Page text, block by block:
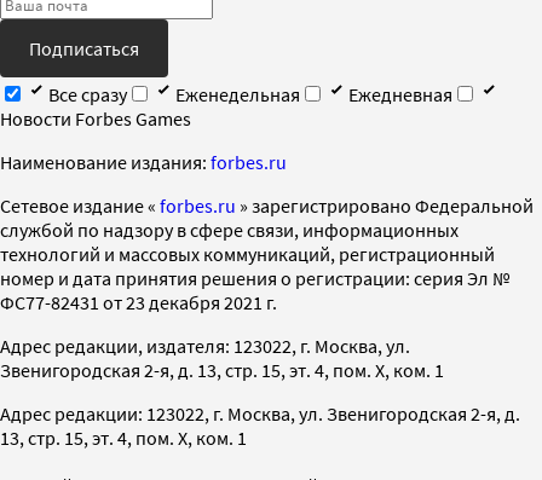
Подписаться
Все сразу
Еженедельная
Ежедневная
Новости Forbes Games
Наименование издания: forbes.ru
Cетевое издание « forbes.ru » зарегистрировано Федеральной
службой по надзору в сфере связи, информационных
технологий и массовых коммуникаций, регистрационный
номер и дата принятия решения о регистрации: серия Эл №
ФС77-82431 от 23 декабря 2021 г.
Адрес редакции, издателя: 123022, г. Москва, ул.
Звенигородская 2-я, д. 13, стр. 15, эт. 4, пом. X, ком. 1
Адрес редакции: 123022, г. Москва, ул. Звенигородская 2-я, д.
13, стр. 15, эт. 4, пом. X, ком. 1